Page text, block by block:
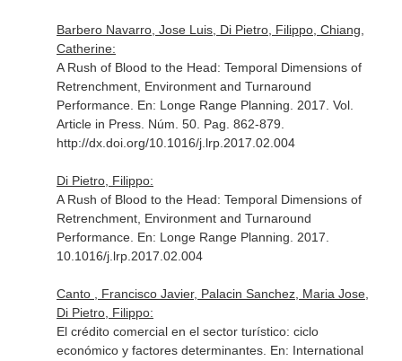
Barbero Navarro, Jose Luis, Di Pietro, Filippo, Chiang,
Catherine:
A Rush of Blood to the Head: Temporal Dimensions of
Retrenchment, Environment and Turnaround
Performance. En: Longe Range Planning . 2017. Vol.
Article in Press. Núm. 50. Pag. 862-879.
http://dx.doi.org/10.1016/j.lrp.2017.02.004
Di Pietro, Filippo:
A Rush of Blood to the Head: Temporal Dimensions of
Retrenchment, Environment and Turnaround
Performance. En: Longe Range Planning . 2017.
10.1016/j.lrp.2017.02.004
Canto , Francisco Javier, Palacin Sanchez, Maria Jose,
Di Pietro, Filippo:
El crédito comercial en el sector turístico: ciclo
económico y factores determinantes. En: International